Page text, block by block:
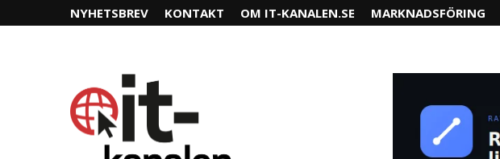
NYHETSBREV KONTAKT OM IT-KANALEN.SE MARKNADSFÖRING